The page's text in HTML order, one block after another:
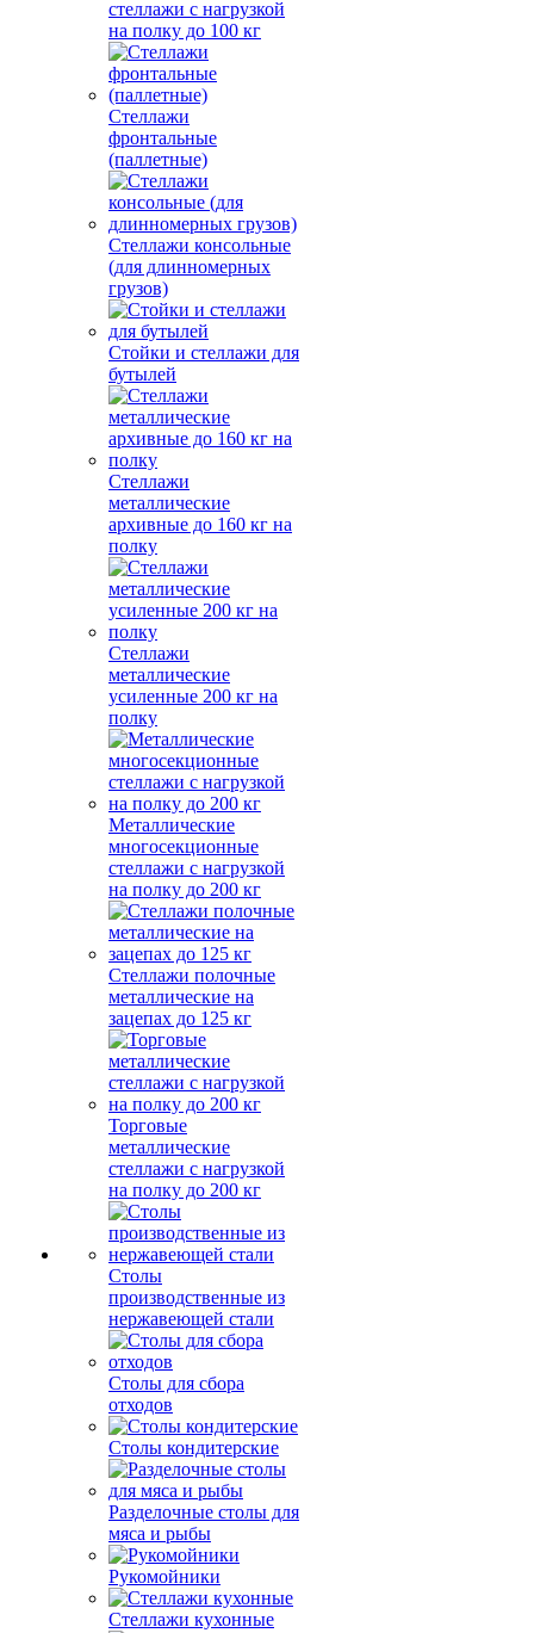
стеллажи с нагрузкой
на полку до 100 кг
Стеллажи
фронтальные
(паллетные)
Стеллажи консольные
(для длинномерных
грузов)
Стойки и стеллажи для
бутылей
Стеллажи
металлические
архивные до 160 кг на
полку
Стеллажи
металлические
усиленные 200 кг на
полку
Металлические
многосекционные
стеллажи с нагрузкой
на полку до 200 кг
Стеллажи полочные
металлические на
зацепах до 125 кг
Торговые
металлические
стеллажи с нагрузкой
на полку до 200 кг
Столы
производственные из
нержавеющей стали
Столы для сбора
отходов
Столы кондитерские
Разделочные столы для
мяса и рыбы
Рукомойники
Стеллажи кухонные